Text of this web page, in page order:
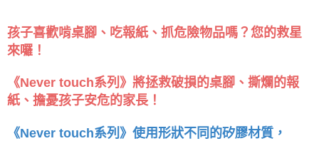
孩子喜歡啃桌腳、吃報紙、抓危險物品嗎？您的救星
來囉！
《Never touch系列》將拯救破損的桌腳、撕爛的報
紙、擔憂孩子安危的家長！
《Never touch系列》使用形狀不同的矽膠材質，